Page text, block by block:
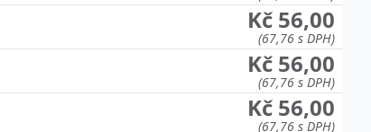
Kč 56,00
(67,76 s DPH)
Kč 56,00
(67,76 s DPH)
Kč 56,00
(67,76 s DPH)